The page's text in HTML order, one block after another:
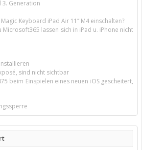
3. Generation
Keyboard iPad Air 11’’ M4 einschalten?
Microsoft365 lassen sich in iPad u. iPhone nicht
sind nicht sichtbar
beim Einspielen eines neuen iOS gescheitert,